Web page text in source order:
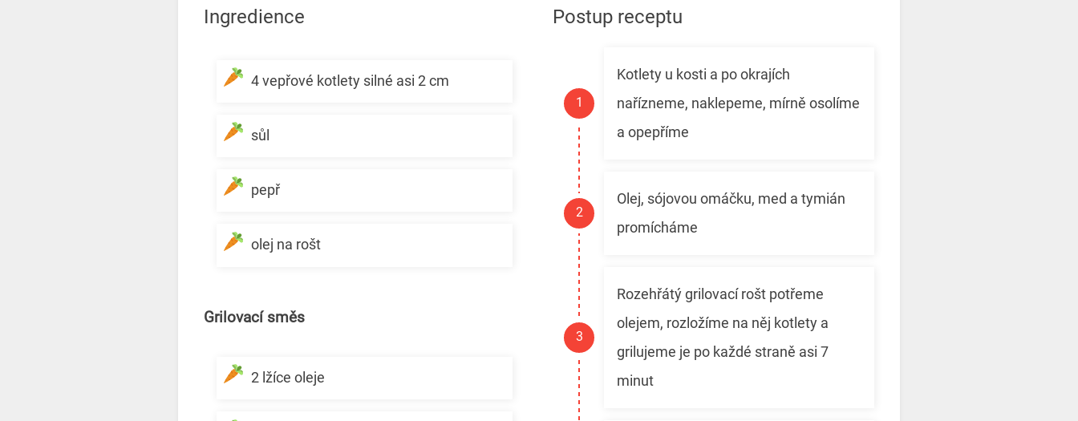
Ingredience
4 vepřové kotlety silné asi 2 cm
sůl
pepř
olej na rošt
Grilovací směs
2 lžíce oleje
Postup receptu
Kotlety u kosti a po okrajích
nařízneme, naklepeme, mírně osolíme
a opepříme
Olej, sójovou omáčku, med a tymián
promícháme
Rozehřátý grilovací rošt potřeme
olejem, rozložíme na něj kotlety a
grilujeme je po každé straně asi 7
minut